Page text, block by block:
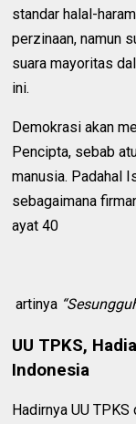
standar halal-
perzinaan, namun
suara mayoritas
ini.
Demokrasi akan
Pencipta, sebab
manusia. Padahal
sebagaimana
ayat 40
artinya
UU TPKS,
Indonesia
Hadirnya UU